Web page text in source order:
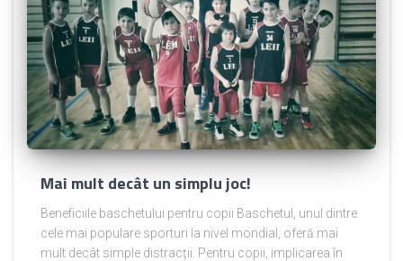
Mai mult decât un simplu joc!
Beneficiile baschetului pentru copii Baschetul, unul dintre
cele mai populare sporturi la nivel mondial, oferă mai
mult decât simple distracții. Pentru copii, implicarea în